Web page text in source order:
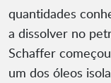
quantidades
a dissolver no
Schaffer
um dos óleos